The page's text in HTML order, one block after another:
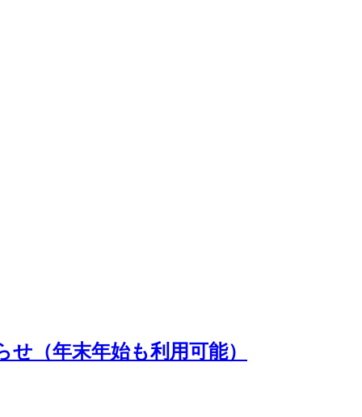
（年末年始も利用可能）